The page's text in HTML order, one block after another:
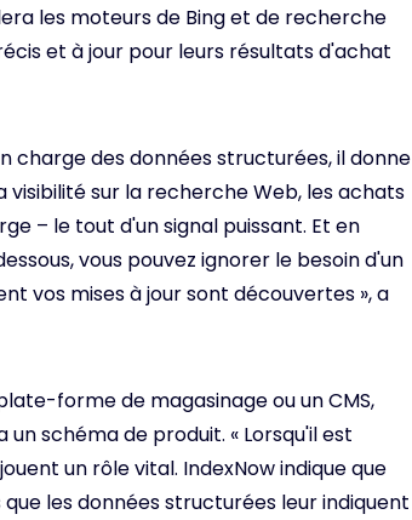
les moteurs de Bing et de recherche
et à jour pour leurs résultats d'achat
charge des données structurées, il donne
sur la recherche Web, les achats
– le tout d'un signal puissant. Et en
vous pouvez ignorer le besoin d'un
vos mises à jour sont découvertes », a
forme de magasinage ou un CMS,
schéma de produit. « Lorsqu'il est
un rôle vital. IndexNow indique que
les données structurées leur indiquent